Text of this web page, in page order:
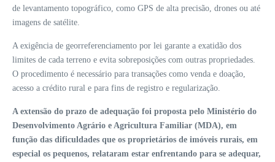
de levantamento topográfico, como GPS de alta precisão, drones ou até
imagens de satélite.
A exigência de georreferenciamento por lei garante a exatidão dos
limites de cada terreno e evita sobreposições com outras propriedades.
O procedimento é necessário para transações como venda e doação,
acesso a crédito rural e para fins de registro e regularização.
A extensão do prazo de adequação foi proposta pelo Ministério do
Desenvolvimento Agrário e Agricultura Familiar (MDA), em
função das dificuldades que os proprietários de imóveis rurais, em
especial os pequenos, relataram estar enfrentando para se adequar,